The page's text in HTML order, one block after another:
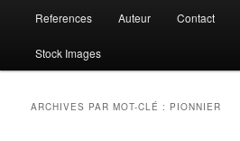
References Auteur Contact
Stock Images
ARCHIVES PAR MOT-CLÉ : PIONNIER